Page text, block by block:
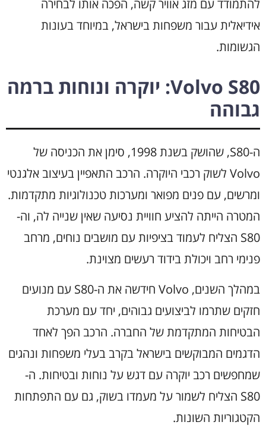
להתמודד עם מזג אוויר קשה, הפכה אותו לבחירה
אידיאלית עבור משפחות בישראל, במיוחד בעונות
הגשומות.
Volvo S80: יוקרה ונוחות ברמה
גבוהה
ה-S80, שהושק בשנת 1998, סימן את הכניסה של
Volvo לשוק רכבי היוקרה. הרכב התאפיין בעיצוב אלגנטי
ומרשים, עם פנים מפואר ומערכות טכנולוגיות מתקדמות.
המטרה הייתה להציע חוויית נסיעה שאין שנייה לה, וה-
S80 הצליח לעמוד בציפיות עם מושבים נוחים, מרחב
פנימי רחב ויכולת בידוד רעשים מצוינת.
במהלך השנים, Volvo חידשה את ה-S80 עם מנועים
חזקים שתרמו לביצועים גבוהים, יחד עם מערכת
הבטיחות המתקדמת של החברה. הרכב הפך לאחד
הדגמים המבוקשים בישראל בקרב בעלי משפחות ונהגים
שמחפשים רכב יוקרה עם דגש על נוחות ובטיחות. ה-
S80 הצליח לשמור על מעמדו בשוק, גם עם התפתחות
הקטגוריות השונות.